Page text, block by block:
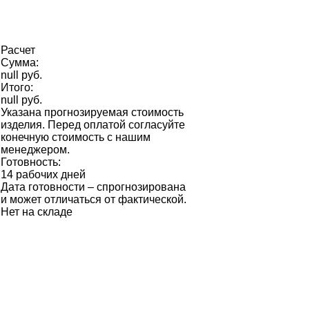
Расчет
Сумма:
null руб.
Итого:
null руб.
Указана прогнозируемая стоимость
изделия. Перед оплатой согласуйте
конечную стоимость с нашим
менеджером.
Готовность:
14 рабочих дней
Дата готовности – спрогнозирована
и может отличаться от фактической.
Нет на складе